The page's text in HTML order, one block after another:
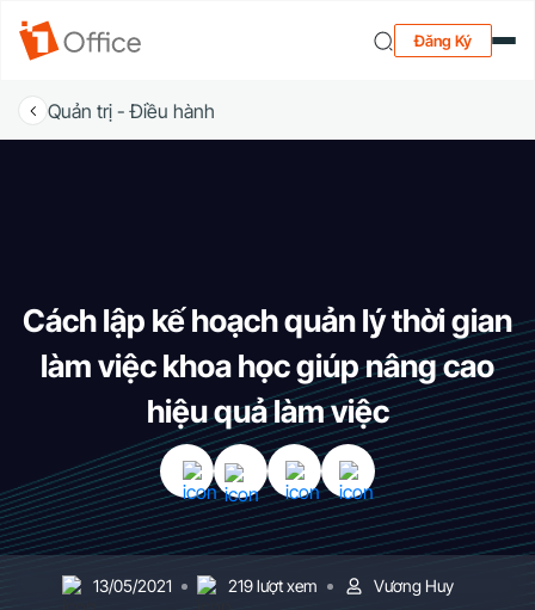
Đăng Ký
Quản trị - Điều hành
Cách lập kế hoạch quản lý thời gian
làm việc khoa học giúp nâng cao
hiệu quả làm việc
13/05/2021 219 lượt xem Vương Huy